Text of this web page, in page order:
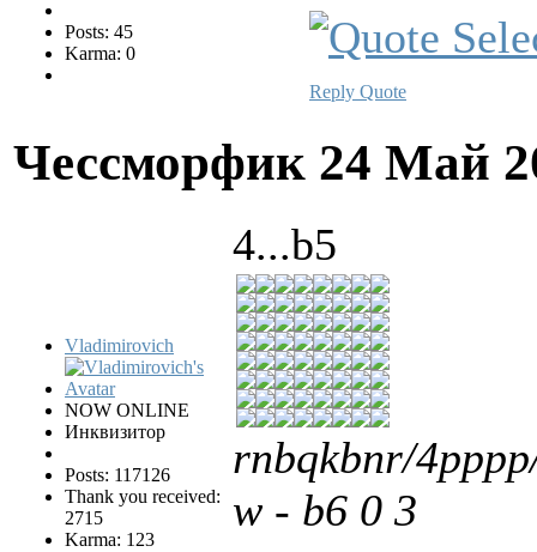
Posts: 45
Karma: 0
Reply Quote
Чессморфик 24 Май
Vladimirovich
NOW ONLINE
Инквизитор
Posts: 117126
Thank you received:
2715
Karma: 123
4...b5
rnbqkbnr/
w - b6 0 3